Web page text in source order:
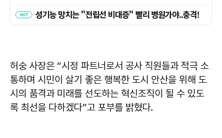
허숭 사장은 “시정 파트너로서 공사 직원들과 적극 소
통하며 시민이 살기 좋은 행복한 도시 안산을 위해 도
시의 품격과 미래를 선도하는 혁신조직이 될 수 있도
록 최선을 다하겠다”고 포부를 밝혔다.